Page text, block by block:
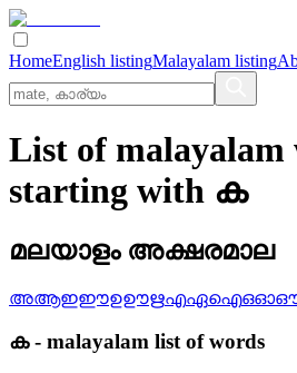
HomeEnglish listingMalayalam listing
List of malayalam
starting with ക
മലയാളം അക്ഷരമാല
അആഇഈഉഊഋഎഏഐഒഓ
ക- malayalam list of words